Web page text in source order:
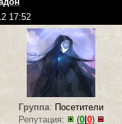
17:52
Группа: Посетители
Репутация:
(0| 0)